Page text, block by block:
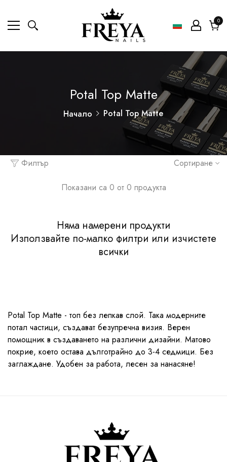
00
Potal Top Matte
Начало Potal Top Matte
Филтър Сортиране
Показани са 0 от 0 продукта
Няма намерени продукти
Използвайте по-малко филтри или изчистете
всички
Potal Top Matte - топ без лепкав слой. Така модерните
потал частици, създават безупречна визия. Верен
помощник в създаването на различни дизайни. Матово
покрие, което остава дълготрайно до 3-4 седмици. Без
заглаждане. Удобен за работа, лесен за нанасяне!